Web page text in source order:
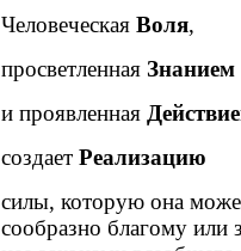
Человеческая Воля,
просветленная Знанием
и проявленная
создает Реализацию
силы, которую она
сообразно благому или